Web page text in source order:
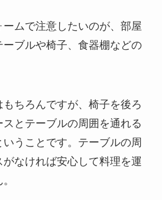
ムで注意したいのが、部屋
ブルや椅子、食器棚などの
ちろんですが、椅子を後ろ
とテーブルの周囲を通れる
うことです。テーブルの周
がなければ安心して料理を運